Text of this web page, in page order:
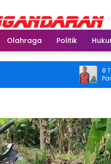
Olahraga Politik
8 Tahun
Usai